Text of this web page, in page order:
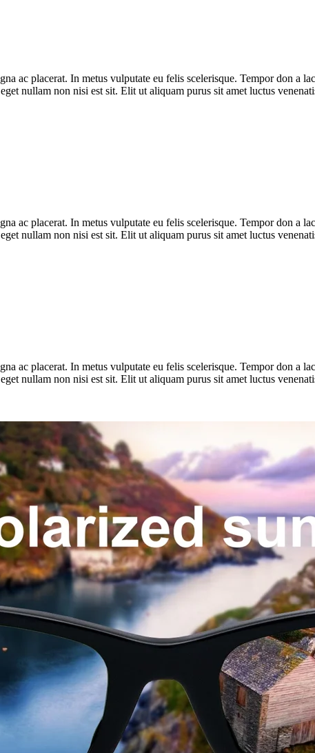
ac placerat. In metus vulputate eu felis scelerisque. Tempor don a
nullam non nisi est sit. Elit ut aliquam purus sit amet luctus
ac placerat. In metus vulputate eu felis scelerisque. Tempor don a
nullam non nisi est sit. Elit ut aliquam purus sit amet luctus
ac placerat. In metus vulputate eu felis scelerisque. Tempor don a
nullam non nisi est sit. Elit ut aliquam purus sit amet luctus